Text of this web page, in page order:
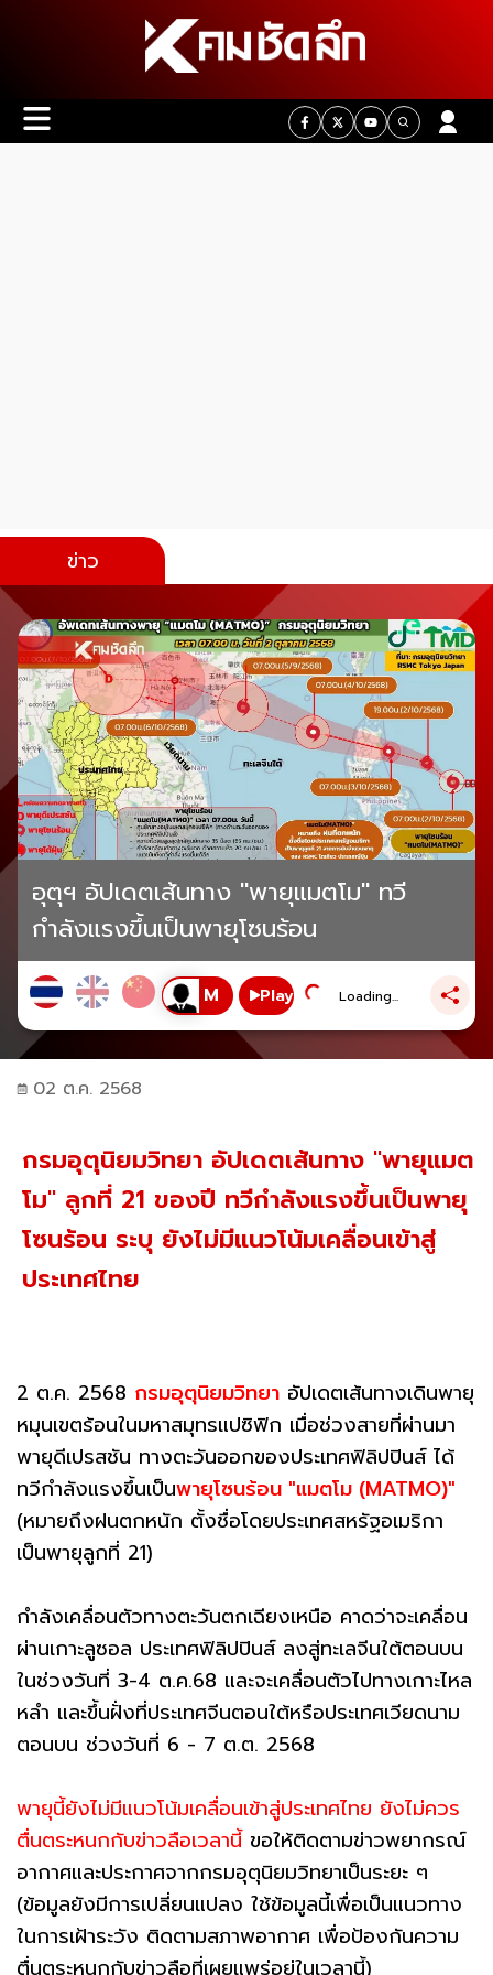
ข่าว
อุตุฯ อัปเดตเส้นทาง "พายุแมตโม" ทวี
กำลังแรงขึ้นเป็นพายุโซนร้อน
Play Loading...
02 ต.ค. 2568
กรมอุตุนิยมวิทยา อัปเดตเส้นทาง "พายุแมต
โม" ลูกที่ 21 ของปี ทวีกำลังแรงขึ้นเป็นพายุ
โซนร้อน ระบุ ยังไม่มีแนวโน้มเคลื่อนเข้าสู่
ประเทศไทย
2 ต.ค. 2568 กรมอุตุนิยมวิทยา อัปเดตเส้นทางเดินพายุ
หมุนเขตร้อนในมหาสมุทรแปซิฟิก เมื่อช่วงสายที่ผ่านมา
พายุดีเปรสชัน ทางตะวันออกของประเทศฟิลิปปินส์ ได้
ทวีกำลังแรงขึ้นเป็นพายุโซนร้อน "แมตโม (MATMO)"
(หมายถึงฝนตกหนัก ตั้งชื่อโดยประเทศสหรัฐอเมริกา
เป็นพายุลูกที่ 21)
กำลังเคลื่อนตัวทางตะวันตกเฉียงเหนือ คาดว่าจะเคลื่อน
ผ่านเกาะลูซอล ประเทศฟิลิปปินส์ ลงสู่ทะเลจีนใต้ตอนบน
ในช่วงวันที่ 3-4 ต.ค.68 และจะเคลื่อนตัวไปทางเกาะไหล
หลำ และขึ้นฝั่งที่ประเทศจีนตอนใต้หรือประเทศเวียดนาม
ตอนบน ช่วงวันที่ 6 - 7 ต.ต. 2568
พายุนี้ยังไม่มีแนวโน้มเคลื่อนเข้าสู่ประเทศไทย ยังไม่ควร
ตื่นตระหนกกับข่าวลือเวลานี้ ขอให้ติดตามข่าวพยากรณ์
อากาศและประกาศจากกรมอุตุนิยมวิทยาเป็นระยะ ๆ
(ข้อมูลยังมีการเปลี่ยนแปลง ใช้ข้อมูลนี้เพื่อเป็นแนวทาง
ในการเฝ้าระวัง ติดตามสภาพอากาศ เพื่อป้องกันความ
ตื่นตระหนกกับข่าวลือที่เผยแพร่อยู่ในเวลานี้)